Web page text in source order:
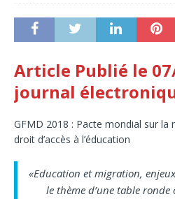
Article Publié le
journal
GFMD 2018 : Pacte mondial sur
droit d’accès à l’éducation
«Education et migration,
le thème d’une table ronde